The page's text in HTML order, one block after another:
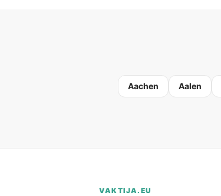
Aachen Aalen
VAKTIJA.EU